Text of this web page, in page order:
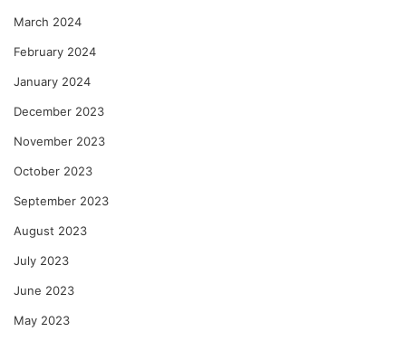
March 2024
February 2024
January 2024
December 2023
November 2023
October 2023
September 2023
August 2023
July 2023
June 2023
May 2023